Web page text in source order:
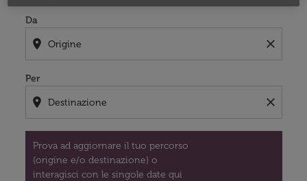
Da
location_on close
Per
location_on close
Prova ad aggiornare il tuo percorso
(origine e/o destinazione) o
interagisci con le singole date qui